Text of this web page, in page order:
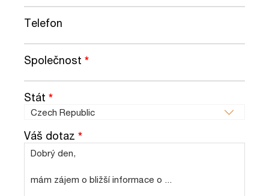
Telefon
Společnost *
Stát *
Váš dotaz *